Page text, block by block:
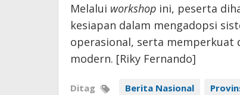
Melalui workshop ini, peserta
kesiapan dalam mengadopsi
operasional, serta memperkuat
modern. [Riky Fernando]
Ditag Berita Nasional